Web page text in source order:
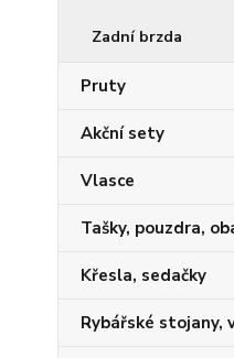
Zadní brzda
Pruty
Akční sety
Vlasce
Tašky, pouzdra,
Křesla, sedačky
Rybářské stojany,